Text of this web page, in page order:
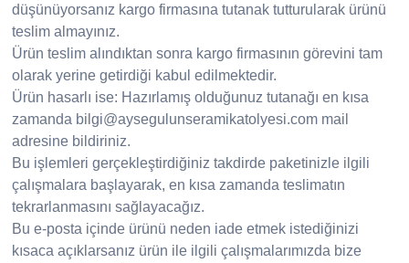
düşünüyorsanız kargo firmasına tutanak tutturularak ürünü
teslim almayınız.
Ürün teslim alındıktan sonra kargo firmasının görevini tam
olarak yerine getirdiği kabul edilmektedir.
Ürün hasarlı ise: Hazırlamış olduğunuz tutanağı en kısa
zamanda bilgi@aysegulunseramikatolyesi.com mail
adresine bildiriniz.
Bu işlemleri gerçekleştirdiğiniz takdirde paketinizle ilgili
çalışmalara başlayarak, en kısa zamanda teslimatın
tekrarlanmasını sağlayacağız.
Bu e-posta içinde ürünü neden iade etmek istediğinizi
kısaca açıklarsanız ürün ile ilgili çalışmalarımızda bize